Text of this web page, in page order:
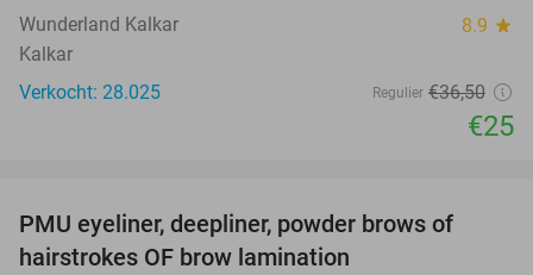
Wunderland Kalkar 8.9 star
Kalkar
Verkocht: 28.025
Regulier €36,50
€25
PMU eyeliner, deepliner, powder brows of
hairstrokes OF brow lamination